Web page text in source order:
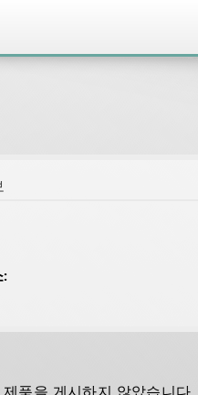
:
품을 게시하지 않았습니다